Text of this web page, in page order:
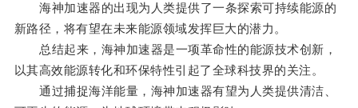
海神加速器的出现为人类提供了一条探索可持续能源的
新路径，将有望在未来能源领域发挥巨大的潜力。
总结起来，海神加速器是一项革命性的能源技术创新，
以其高效能源转化和环保特性引起了全球科技界的关注。
通过捕捉海洋能量，海神加速器有望为人类提供清洁、